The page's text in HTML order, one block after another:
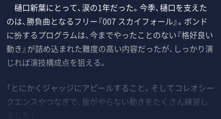
樋口新葉にとって、涙の1年だった。今季、樋口を支えた
のは、勝負曲となるフリー『007 スカイフォール』。ボンド
に扮するプログラムは、今までやったことのない『格好良い
動き』が詰め込まれた難度の高い内容だったが、しっかり演
じれば演技構成点を狙える。
「とにかくジャッジにアピールすること。そしてコレオシー
クエンスやつなぎで、皆がやらない動きをたくさん練習し